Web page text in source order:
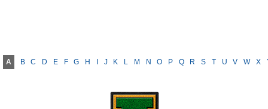
A B C D E F G H J K L M N O P Q R S T U V W X